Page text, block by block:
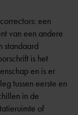
een
van een andere
standaard
is het
en is er
tussen eerste en
in de
of